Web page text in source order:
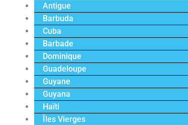
Antigue
Barbuda
Cuba
Barbade
Dominique
Guadeloupe
Guyane
Guyana
Haïti
Îles Vierges